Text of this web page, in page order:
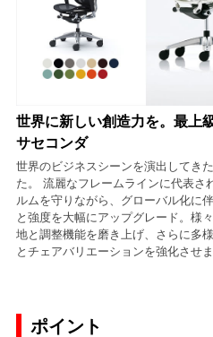
世界に新しい創造力を。最上
サセコンダ
世界のビジネスシーンを演出してき
た。 流麗なフレームラインに代表さ
ルムを守りながら、グローバル化に
と強度を大幅にアップグレード。様
地と調整機能を磨き上げ、さらに多
とチェアバリエーションを強化させま
ポイント